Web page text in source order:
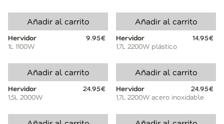
Añadir al carrito
Hervidor
9.95€
1L 1100W
Añadir al carrito
Hervidor
14.95€
1,7L 2200W plástico
Añadir al carrito
Hervidor
24.95€
1,5L 2000W
Añadir al carrito
Hervidor
24.95€
1,7L 2200W acero inoxidable